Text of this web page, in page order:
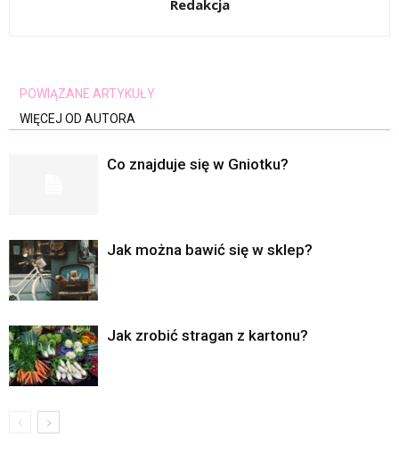
Redakcja
POWIĄZANE ARTYKUŁY
WIĘCEJ OD AUTORA
Co znajduje się w Gniotku?
Jak można bawić się w sklep?
Jak zrobić stragan z kartonu?